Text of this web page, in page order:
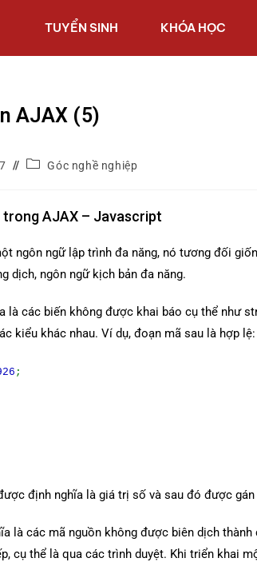
TUYỂN SINH KHÓA HỌC
AJAX (5)
Góc nghề nghiệp
trong AJAX – Javascript
ngôn ngữ lập trình đa năng, nó tương đối
dịch, ngôn ngữ kịch bản đa năng.
là các biến không được khai báo cụ thể như
kiểu khác nhau. Ví dụ, đoạn mã sau là hợp lệ:
;
định nghĩa là giá trị số và sau đó được
là các mã nguồn không được biên dịch
cụ thể là qua các trình duyệt. Khi triển khai